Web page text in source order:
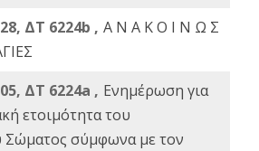
ΔΤ 6224b , Α Ν Α Κ Ο Ι Ν Ω Σ
ΔΤ 6224a , Ενημέρωση για
ετοιμότητα του
Σώματος σύμφωνα με τον